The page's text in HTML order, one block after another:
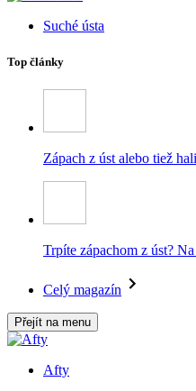
Suché ústa
Top články
Zápach z úst alebo tiež
Trpíte zápachom z úst?
Celý magazín
Přejít na menu
Afty